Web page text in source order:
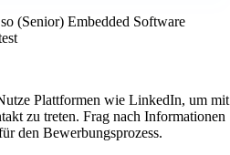
(Senior) Embedded Software
Plattformen wie LinkedIn, um mit
zu treten. Frag nach Informationen
den Bewerbungsprozess.